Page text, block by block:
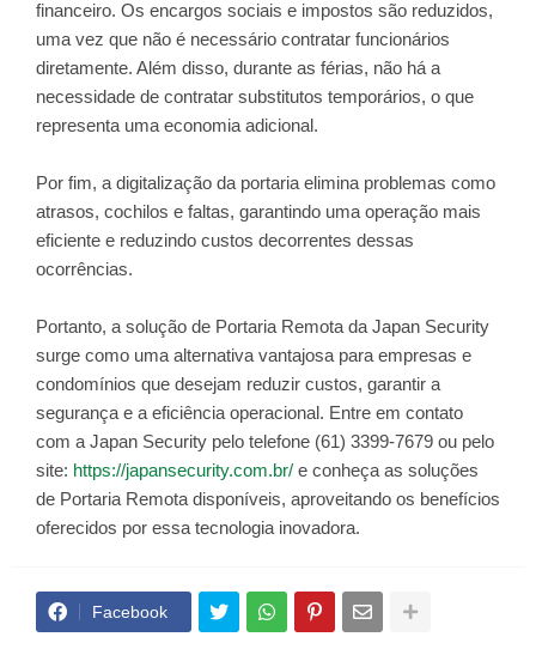
financeiro. Os encargos sociais e impostos são reduzidos,
uma vez que não é necessário contratar funcionários
diretamente. Além disso, durante as férias, não há a
necessidade de contratar substitutos temporários, o que
representa uma economia adicional.
Por fim, a digitalização da portaria elimina problemas como
atrasos, cochilos e faltas, garantindo uma operação mais
eficiente e reduzindo custos decorrentes dessas
ocorrências.
Portanto, a solução de Portaria Remota da Japan Security
surge como uma alternativa vantajosa para empresas e
condomínios que desejam reduzir custos, garantir a
segurança e a eficiência operacional. Entre em contato
com a Japan Security pelo telefone (61) 3399-7679 ou pelo
site: https://japansecurity.com.br/ e conheça as soluções
de Portaria Remota disponíveis, aproveitando os benefícios
oferecidos por essa tecnologia inovadora.
Facebook